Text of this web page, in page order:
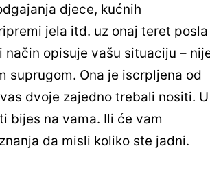
djece, kućnih
jela itd. uz onaj teret posla
opisuje vašu situaciju –
suprugom. Ona je iscrpljena od
dvoje zajedno trebali nositi. U
bijes na vama. Ili će vam
da misli koliko ste jadni.